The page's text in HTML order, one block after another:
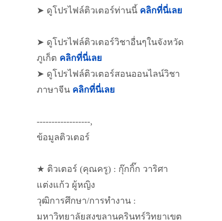
➤ ดูโปรไฟล์ติวเตอร์ท่านนี้ คลิกที่นี่เลย
➤ ดูโปรไฟล์ติวเตอร์วิชาอื่นๆในจังหวัด
ภูเก็ต คลิกที่นี่เลย
➤ ดูโปรไฟล์ติวเตอร์สอนออนไลน์วิชา
ภาษาจีน คลิกที่นี่เลย
------------------,
ข้อมูลติวเตอร์
★ ติวเตอร์ (คุณครู) : กุ๊กกิ๊ก วาริศา
แต่งแก้ว ผู้หญิง
วุฒิการศึกษา/การทำงาน :
มหาวิทยาลัยสงขลานครินทร์วิทยาเขต